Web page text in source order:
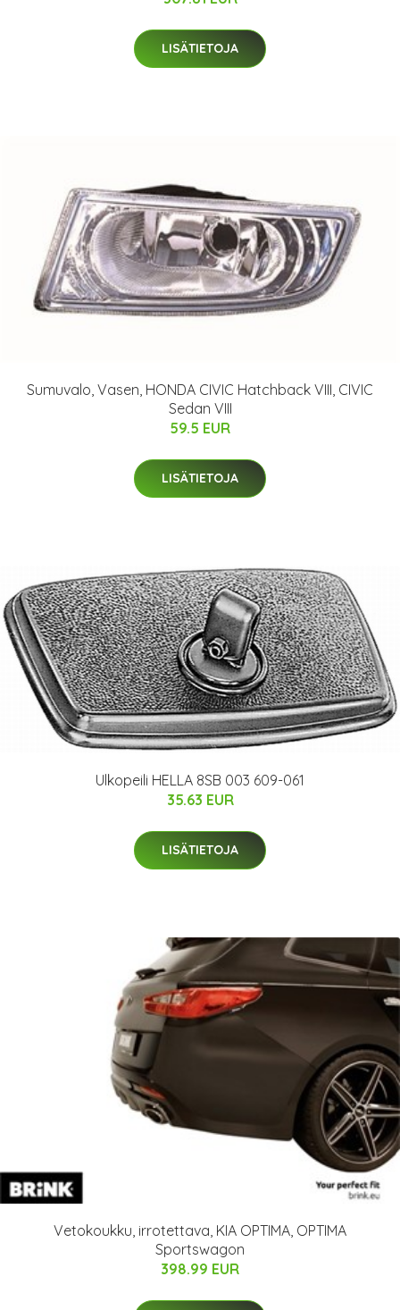
LISÄTIETOJA
Sumuvalo, Vasen, HONDA CIVIC Hatchback VIII, CIVIC
Sedan VIII
59.5 EUR
LISÄTIETOJA
Ulkopeili HELLA 8SB 003 609-061
35.63 EUR
LISÄTIETOJA
Vetokoukku, irrotettava, KIA OPTIMA, OPTIMA
Sportswagon
398.99 EUR